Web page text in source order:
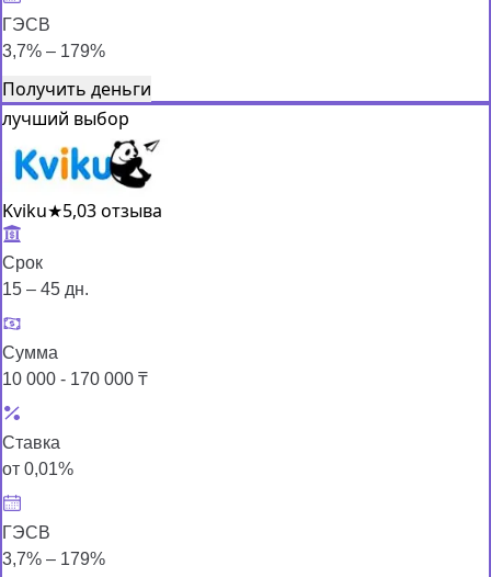
ГЭСВ
3,7% – 179%
Получить деньги
лучший выбор
Kviku★5,03 отзыва
Срок
15 – 45 дн.
Сумма
10 000 - 170 000 ₸
Ставка
от 0,01%
ГЭСВ
3,7% – 179%